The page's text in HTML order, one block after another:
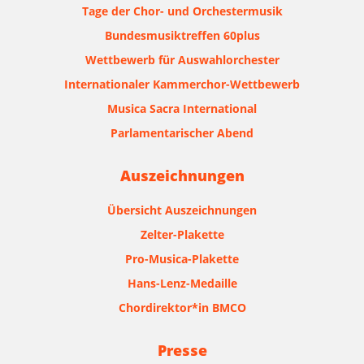
Tage der Chor- und Orchestermusik
Bundesmusiktreffen 60plus
Wettbewerb für Auswahlorchester
Internationaler Kammerchor-Wettbewerb
Musica Sacra International
Parlamentarischer Abend
Auszeichnungen
Übersicht Auszeichnungen
Zelter-Plakette
Pro-Musica-Plakette
Hans-Lenz-Medaille
Chordirektor*in BMCO
Presse